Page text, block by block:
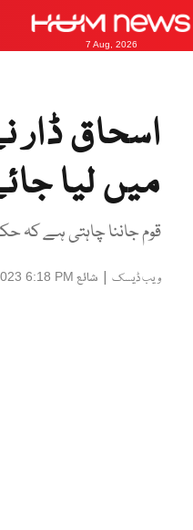
7 Aug, 2026
اسحاق ڈار
میں لیا
قوم جاننا چاہتی ہے کہ
ویب ڈیسک | شائع 6:18 PM